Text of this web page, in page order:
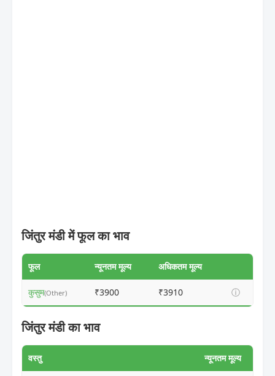
जिंतुर मंडी में फूल का भाव
फूल न्यूनतम मूल्य अधिकतम मूल्य
कुसुम(Other) ₹3900 ₹3910 ⓘ
जिंतुर मंडी का भाव
वस्तु न्यूनतम मूल्य